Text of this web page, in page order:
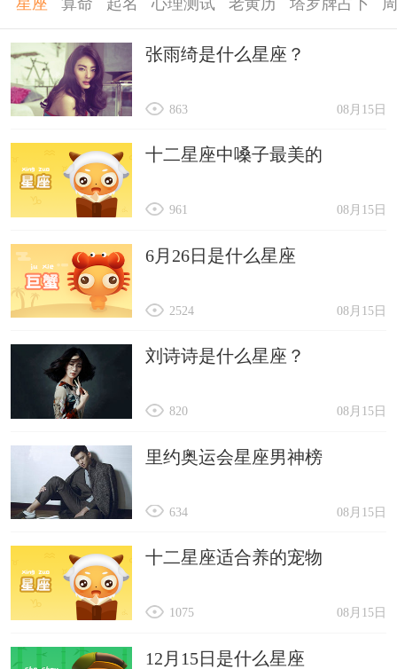
星座 算命 起名 心理测试 老黄历 塔罗牌占卜
张雨绮是什么星座？
08月15日
863
十二星座中嗓子最美的
08月15日
961
6月26日是什么星座
08月15日
2524
刘诗诗是什么星座？
08月15日
820
里约奥运会星座男神榜
08月15日
634
十二星座适合养的宠物
08月15日
1075
12月15日是什么星座